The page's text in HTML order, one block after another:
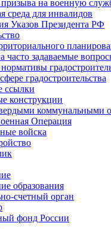
на военную
среда для инвалидов
Указов Президента РФ
часто задаваемые
градостроительства
ссылки
конструкции
коммунальными
Операция
войска
образования
счетный орган
фонд России